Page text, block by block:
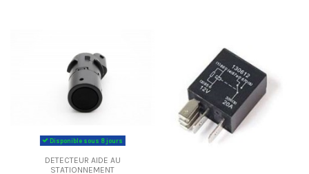
Disponible sous 8 jours
DETECTEUR AIDE AU
STATIONNEMENT